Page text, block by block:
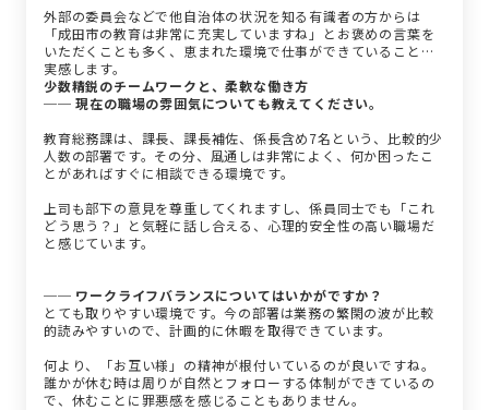
外部の委員会などで他自治体の状況を知る有識者の方からは
「成田市の教育は非常に充実していますね」とお褒めの言葉を
いただくことも多く、恵まれた環境で仕事ができていることを
実感します。
少数精鋭のチームワークと、柔軟な働き方
── 現在の職場の雰囲気についても教えてください。
教育総務課は、課長、課長補佐、係長含め7名という、比較的少
人数の部署です。その分、風通しは非常によく、何か困ったこ
とがあればすぐに相談できる環境です。
上司も部下の意見を尊重してくれますし、係員同士でも「これ
どう思う？」と気軽に話し合える、心理的安全性の高い職場だ
と感じています。
── ワークライフバランスについてはいかがですか？
とても取りやすい環境です。今の部署は業務の繁閑の波が比較
的読みやすいので、計画的に休暇を取得できています。
何より、「お互い様」の精神が根付いているのが良いですね。
誰かが休む時は周りが自然とフォローする体制ができているの
で、休むことに罪悪感を感じることもありません。